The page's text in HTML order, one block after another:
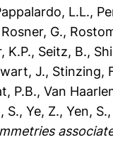
L.L.,
Rosner, G.,
K.P., Seitz, B.,
J., Stinzing,
P.B., Van
S., Ye, Z., Yen, S.